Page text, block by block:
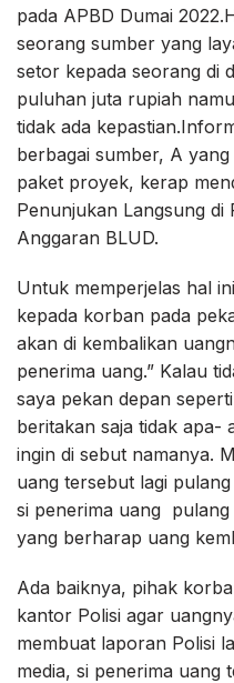
pada APBD Dumai
seorang sumber yang
setor kepada seorang di
puluhan juta rupiah
tidak ada
berbagai sumber, A
paket proyek, kerap
Penunjukan Langsung di
Anggaran BLUD.
Untuk memperjelas hal
kepada korban pada
akan di kembalikan
penerima uang.” Kalau
saya pekan depan
beritakan saja tidak apa-
ingin di sebut namanya.
uang tersebut lagi
si penerima uang
yang berharap uang
Ada baiknya, pihak
kantor Polisi agar
membuat laporan Polisi
media, si penerima uang